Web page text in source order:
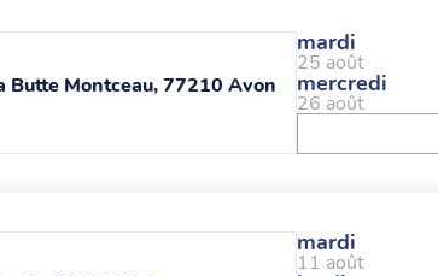
Butte Montceau, 77210 Avon
mardi
25 août
mercredi
26 août
mardi
11 août